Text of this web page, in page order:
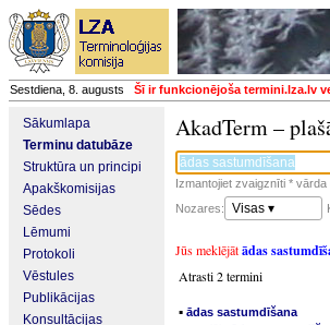
Sestdiena, 8. augusts Šī ir funkcionējoša termini.lza.lv
Sākumlapa
Terminu datubāze
Struktūra un principi
Apakškomisijas
Sēdes
Lēmumi
Protokoli
Vēstules
Publikācijas
Konsultācijas
AkadTerm –
Izmantojiet zvaigznīti *
Nozares:
Visas ▾
Jūs meklējātādas
Atrasti 2 termini
▪ ādas sastumdīšana